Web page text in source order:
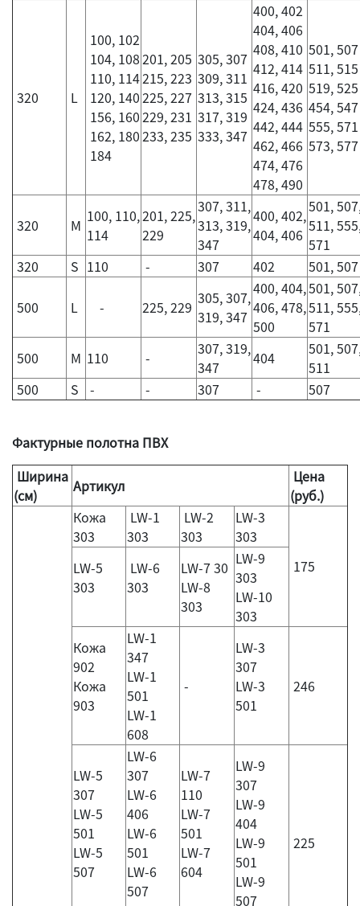
320 L
100, 102
104, 108
110, 114
120, 140
156, 160
162, 180
184
201, 205
215, 223
225, 227
229, 231
233, 235
305, 307
309, 311
313, 315
317, 319
333, 347
400, 402
404, 406
408, 410
412, 414
416, 420
424, 436
442, 444
462, 466
474, 476
478, 490
501, 507
511, 515
519, 525
454, 547
555, 571
573, 577
320 M 100, 110,
114
201, 225,
229
307, 311,
313, 319,
347
400, 402,
404, 406
501,
511,
571
320
S 110 - 307 402 501, 507
500 L - 225, 229 305, 307,
319, 347
400, 404,
406, 478,
500
501,
511,
571
500
M 110 -
307, 319,
347
404
501,
511
500
S - - 307 - 507
Фактурные полотна ПВХ
Ширина
(см)
Артикул
Цена
(руб.)
Кожа
303
LW-1
303
LW-2
303
LW-3
303
175
LW-5
303
LW-6
303
LW-7 30
LW-8
303
LW-9
303
LW-10
303
Кожа
902
Кожа
903
LW-1
347
LW-1
501
LW-1
608
-
LW-3
307
LW-3
501
246
LW-5
307
LW-5
501
LW-5
507
LW-6
307
LW-6
406
LW-6
501
LW-6
507
LW-7
110
LW-7
501
LW-7
604
LW-9
307
LW-9
404
LW-9
501
LW-9
507
225